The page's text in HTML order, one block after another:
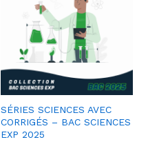
SÉRIES SCIENCES AVEC
CORRIGÉS – BAC SCIENCES
EXP 2025